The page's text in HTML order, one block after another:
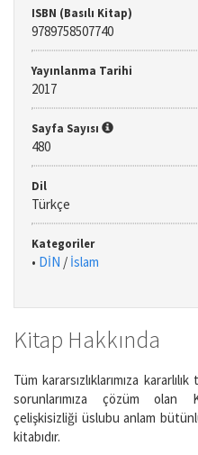
ISBN (Basılı Kitap)
9789758507740
Yayınlanma Tarihi
2017
Sayfa Sayısı
480
Dil
Türkçe
Kategoriler
• DİN / İslam
Kitap Hakkında
Tüm kararsızlıklarımıza
sorunlarımıza çözüm olan
çelişkisizliği üslubu anlam
kitabıdır.